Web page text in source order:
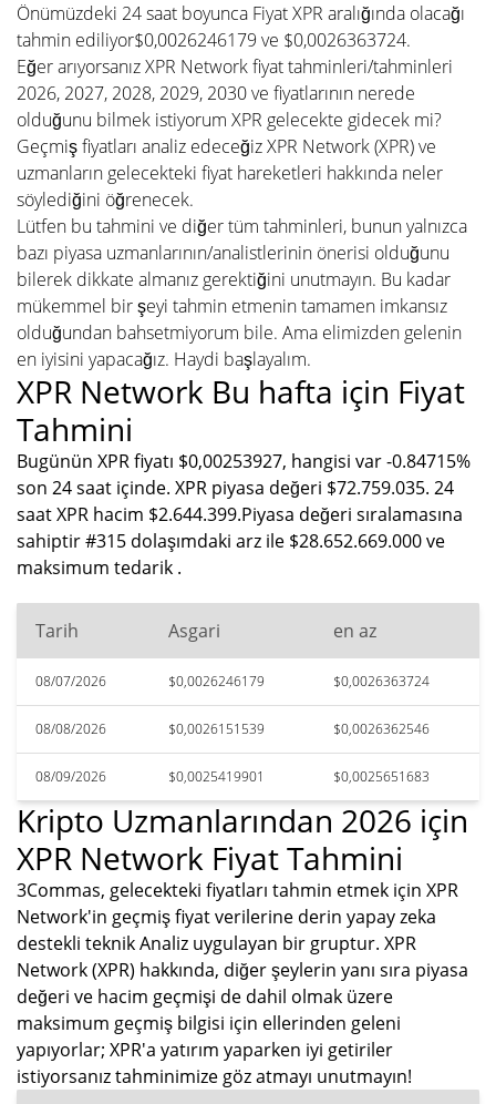
Önümüzdeki 24 saat boyunca Fiyat XPR aralığında olacağı
tahmin ediliyor$0,0026246179 ve $0,0026363724.
Eğer arıyorsanız XPR Network fiyat tahminleri/tahminleri
2026, 2027, 2028, 2029, 2030 ve fiyatlarının nerede
olduğunu bilmek istiyorum XPR gelecekte gidecek mi?
Geçmiş fiyatları analiz edeceğiz XPR Network (XPR) ve
uzmanların gelecekteki fiyat hareketleri hakkında neler
söylediğini öğrenecek.
Lütfen bu tahmini ve diğer tüm tahminleri, bunun yalnızca
bazı piyasa uzmanlarının/analistlerinin önerisi olduğunu
bilerek dikkate almanız gerektiğini unutmayın. Bu kadar
mükemmel bir şeyi tahmin etmenin tamamen imkansız
olduğundan bahsetmiyorum bile. Ama elimizden gelenin
en iyisini yapacağız. Haydi başlayalım.
XPR Network Bu hafta için Fiyat
Tahmini
Bugünün XPR fiyatı $0,00253927, hangisi var -0.84715%
son 24 saat içinde. XPR piyasa değeri $72.759.035. 24
saat XPR hacim $2.644.399.Piyasa değeri sıralamasına
sahiptir #315 dolaşımdaki arz ile $28.652.669.000 ve
maksimum tedarik .
Tarih Asgari en az
08/07/2026 $0,0026246179 $0,0026363724
08/08/2026 $0,0026151539 $0,0026362546
08/09/2026 $0,0025419901 $0,0025651683
Kripto Uzmanlarından 2026 için
XPR Network Fiyat Tahmini
3Commas, gelecekteki fiyatları tahmin etmek için XPR
Network'in geçmiş fiyat verilerine derin yapay zeka
destekli teknik Analiz uygulayan bir gruptur. XPR
Network (XPR) hakkında, diğer şeylerin yanı sıra piyasa
değeri ve hacim geçmişi de dahil olmak üzere
maksimum geçmiş bilgisi için ellerinden geleni
yapıyorlar; XPR'a yatırım yaparken iyi getiriler
istiyorsanız tahminimize göz atmayı unutmayın!